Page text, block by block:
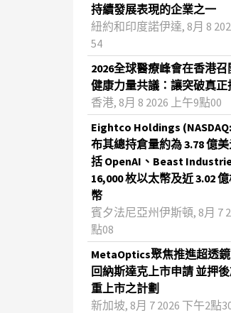
持續發展表現的企業之一
紐約和印度諾伊達, 8月 8
54
2026全球醫療峰會在香港
健康力量共議：讓突破真正
香港, 8月 8 2026 上午9點00
Eightco Holdings
布其總持倉量約為 3.78 億
括 OpenAI、Beast
16,000 枚以太幣及近 3.02 億
幣
賓夕法尼亞州伊斯頓, 8月 7
點08
MetaOptics聚焦推進超透
回納斯達克上市申請 並押
重上市之計劃
新加坡, 8月 7 2026 下午2點